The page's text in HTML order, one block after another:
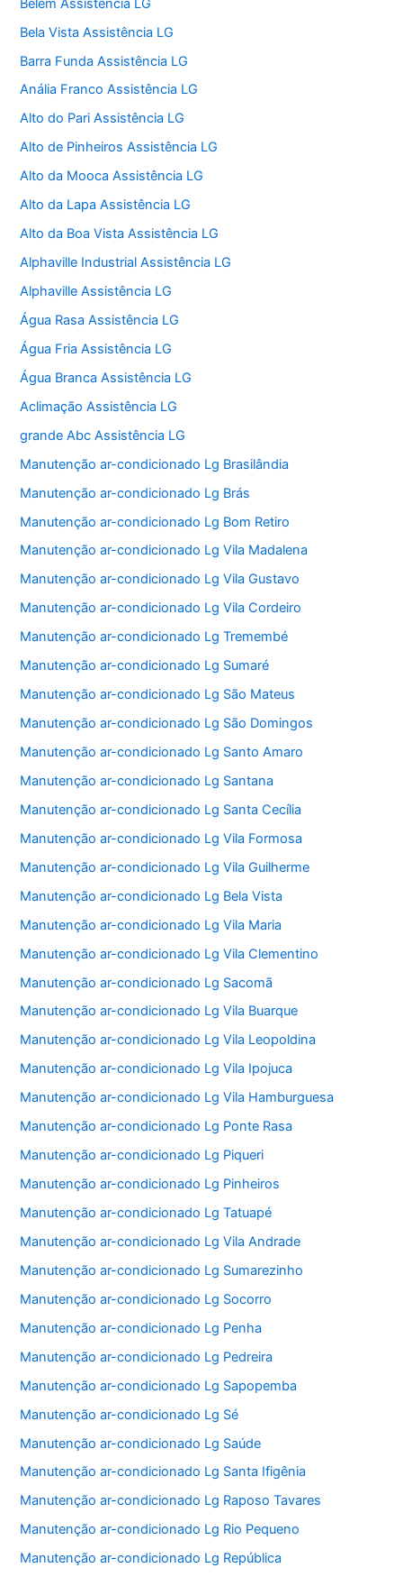
Belém Assistência LG
Bela Vista Assistência LG
Barra Funda Assistência LG
Anália Franco Assistência LG
Alto do Pari Assistência LG
Alto de Pinheiros Assistência LG
Alto da Mooca Assistência LG
Alto da Lapa Assistência LG
Alto da Boa Vista Assistência LG
Alphaville Industrial Assistência LG
Alphaville Assistência LG
Água Rasa Assistência LG
Água Fria Assistência LG
Água Branca Assistência LG
Aclimação Assistência LG
grande Abc Assistência LG
Manutenção ar-condicionado Lg Brasilândia
Manutenção ar-condicionado Lg Brás
Manutenção ar-condicionado Lg Bom Retiro
Manutenção ar-condicionado Lg Vila Madalena
Manutenção ar-condicionado Lg Vila Gustavo
Manutenção ar-condicionado Lg Vila Cordeiro
Manutenção ar-condicionado Lg Tremembé
Manutenção ar-condicionado Lg Sumaré
Manutenção ar-condicionado Lg São Mateus
Manutenção ar-condicionado Lg São Domingos
Manutenção ar-condicionado Lg Santo Amaro
Manutenção ar-condicionado Lg Santana
Manutenção ar-condicionado Lg Santa Cecília
Manutenção ar-condicionado Lg Vila Formosa
Manutenção ar-condicionado Lg Vila Guilherme
Manutenção ar-condicionado Lg Bela Vista
Manutenção ar-condicionado Lg Vila Maria
Manutenção ar-condicionado Lg Vila Clementino
Manutenção ar-condicionado Lg Sacomã
Manutenção ar-condicionado Lg Vila Buarque
Manutenção ar-condicionado Lg Vila Leopoldina
Manutenção ar-condicionado Lg Vila Ipojuca
Manutenção ar-condicionado Lg Vila Hamburguesa
Manutenção ar-condicionado Lg Ponte Rasa
Manutenção ar-condicionado Lg Piqueri
Manutenção ar-condicionado Lg Pinheiros
Manutenção ar-condicionado Lg Tatuapé
Manutenção ar-condicionado Lg Vila Andrade
Manutenção ar-condicionado Lg Sumarezinho
Manutenção ar-condicionado Lg Socorro
Manutenção ar-condicionado Lg Penha
Manutenção ar-condicionado Lg Pedreira
Manutenção ar-condicionado Lg Sapopemba
Manutenção ar-condicionado Lg Sé
Manutenção ar-condicionado Lg Saúde
Manutenção ar-condicionado Lg Santa Ifigênia
Manutenção ar-condicionado Lg Raposo Tavares
Manutenção ar-condicionado Lg Rio Pequeno
Manutenção ar-condicionado Lg República